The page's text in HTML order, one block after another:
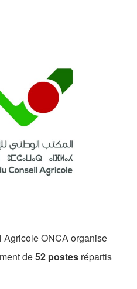
Agricole ONCA organise
de52 postes répartis